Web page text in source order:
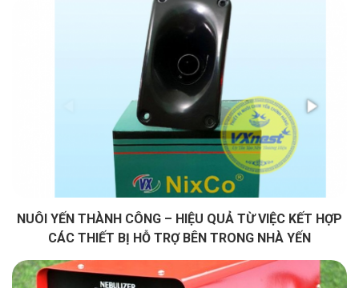
NUÔI YẾN THÀNH CÔNG – HIỆU QUẢ TỪ VIỆC KẾT HỢP
CÁC THIẾT BỊ HỖ TRỢ BÊN TRONG NHÀ YẾN